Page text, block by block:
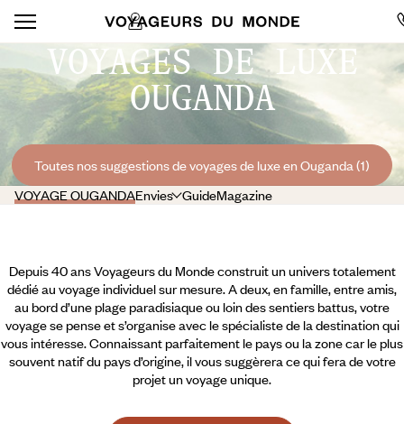
VOYAGES DE LUXE
OUGANDA
Toutes nos suggestions de voyages de luxe en Ouganda (1)
VOYAGE OUGANDAEnvies GuideMagazine
Depuis 40 ans Voyageurs du Monde construit un univers totalement
dédié au voyage individuel sur mesure. A deux, en famille, entre amis,
au bord d’une plage paradisiaque ou loin des sentiers battus, votre
voyage se pense et s’organise avec le spécialiste de la destination qui
vous intéresse. Connaissant parfaitement le pays ou la zone car le plus
souvent natif du pays d’origine, il vous suggèrera ce qui fera de votre
projet un voyage unique.